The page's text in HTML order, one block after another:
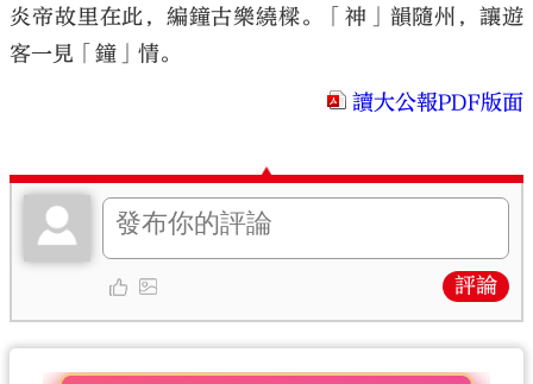
炎帝故里在此，編鐘古樂繞樑。「神」韻隨州，讓遊
客一見「鐘」情。
讀大公報PDF版面
評論